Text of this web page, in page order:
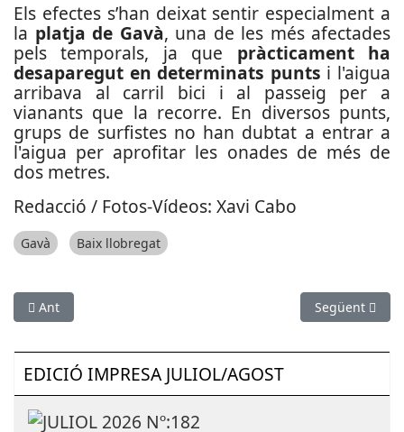
Els efectes s’han deixat sentir especialment a
la platja de Gavà, una de les més afectades
pels temporals, ja que pràcticament ha
desaparegut en determinats punts i l'aigua
arribava al carril bici i al passeig per a
vianants que la recorre. En diversos punts,
grups de surfistes no han dubtat a entrar a
l'aigua per aprofitar les onades de més de
dos metres.
Redacció / Fotos-Vídeos: Xavi Cabo
Gavà Baix llobregat
Article anterior: Duen a la Fiscalia les obres dels accessos
Ant Article
Següent
EDICIÓ IMPRESA JULIOL/AGOST